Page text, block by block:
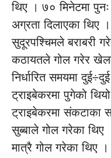
थिए । ७० मिनेटमा
अग्रता दिलाएका थिए
सुदूरपश्चिमले बराबरी
कठायतले गोल गरेर
निर्धारित समयमा
ट्राइबेकरमा पुगेको
ट्राइबेकरमा संकटाका
सुब्बाले गोल गरेका
मात्रै गोल गरेका थिए ।